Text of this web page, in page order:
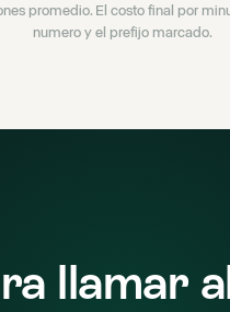
promedio. El costo final por
numero y el prefijo marcado.
llamar